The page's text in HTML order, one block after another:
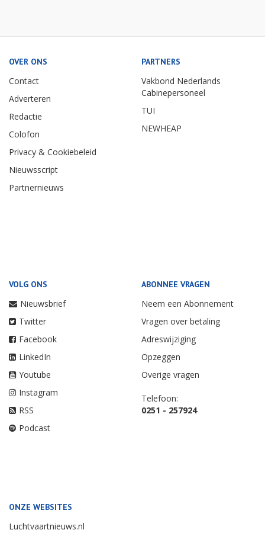
OVER ONS
Contact
Adverteren
Redactie
Colofon
Privacy & Cookiebeleid
Nieuwsscript
Partnernieuws
PARTNERS
Vakbond Nederlands
Cabinepersoneel
TUI
NEWHEAP
VOLG ONS
Nieuwsbrief
Twitter
Facebook
LinkedIn
Youtube
Instagram
RSS
Podcast
ABONNEE VRAGEN
Neem een Abonnement
Vragen over betaling
Adreswijziging
Opzeggen
Overige vragen
Telefoon:
0251 - 257924
ONZE WEBSITES
Luchtvaartnieuws.nl